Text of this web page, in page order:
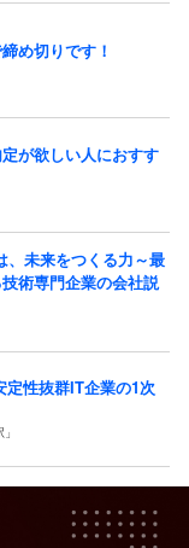
め切りです！
が欲しい人におすす
、未来をつくる力～最
術専門企業の会社説
定性抜群IT企業の1次